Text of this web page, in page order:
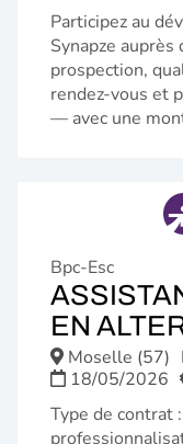
Participez au
Synapze auprès
prospection,
rendez-vous et
— avec une
Bpc-Esc
EN
Moselle (57)
18/05/2026
Type de contrat